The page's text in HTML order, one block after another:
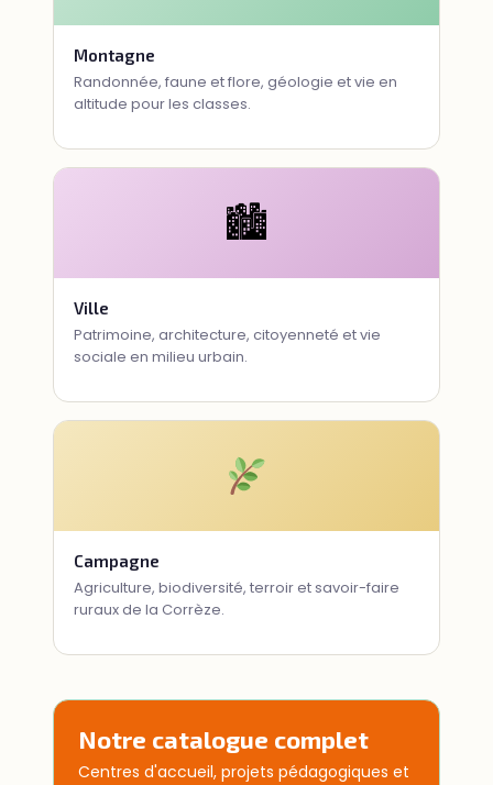
Montagne
Randonnée, faune et flore, géologie et vie en
altitude pour les classes.
🏙
Ville
Patrimoine, architecture, citoyenneté et vie
sociale en milieu urbain.
Campagne
Agriculture, biodiversité, terroir et savoir-faire
ruraux de la Corrèze.
Notre catalogue complet
Centres d'accueil, projets pédagogiques et